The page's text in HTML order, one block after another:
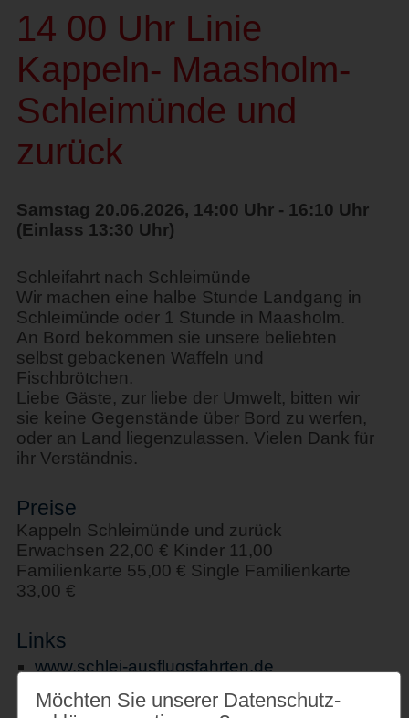
14 00 Uhr Linie
Kappeln- Maasholm-
Schleimünde und
zurück
Samstag 20.06.2026, 14:00 Uhr - 16:10 Uhr
(Einlass 13:30 Uhr)
Schleifahrt nach Schleimünde
Wir machen eine halbe Stunde Landgang in
Schleimünde oder 1 Stunde in Maasholm.
An Bord bekommen sie unsere beliebten
selbst gebackenen Waffeln und
Fischbrötchen.
Liebe Gäste, zur liebe der Umwelt, bitten wir
sie keine Gegenstände über Bord zu werfen,
oder an Land liegenzulassen. Vielen Dank für
ihr Verständnis.
Preise
Kappeln Schleimünde und zurück
Erwachsen 22,00 € Kinder 11,00
Familienkarte 55,00 € Single Familienkarte
33,00 €
Links
www.schlei-ausflugsfahrten.de
Möchten Sie unserer Datenschutz­